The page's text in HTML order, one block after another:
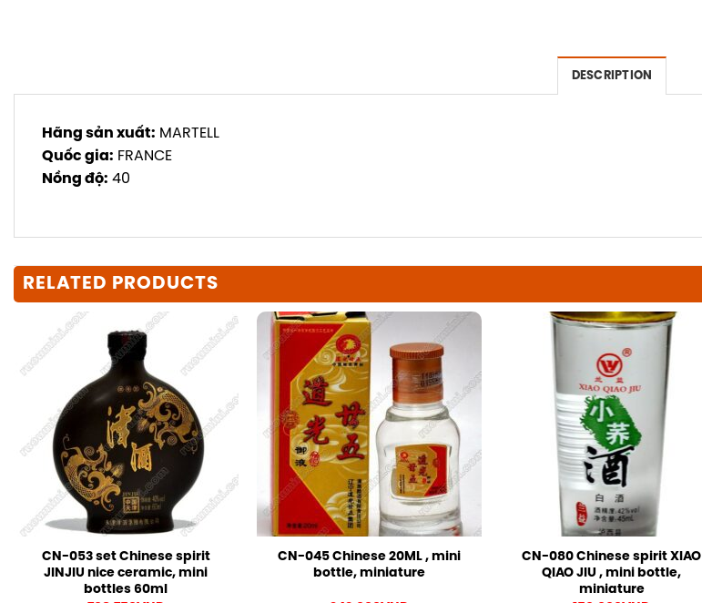
DESCRIPTION
Hãng sản xuất: MARTELL
Quốc gia: FRANCE
Nồng độ: 40
RELATED PRODUCTS
CN-053 set Chinese spirit
JINJIU nice ceramic, mini
bottles 60ml
CN-045 Chinese 20ML , mini
bottle, miniature
CN-080 Chinese spirit XIAO
QIAO JIU , mini bottle,
miniature